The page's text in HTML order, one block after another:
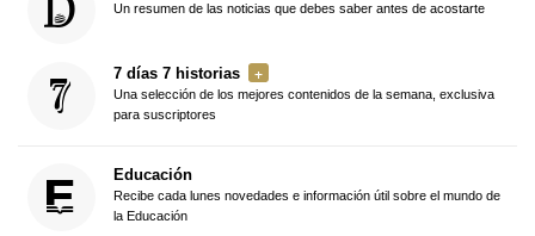
Un resumen de las noticias que debes saber antes de acostarte
7 días 7 historias
Una selección de los mejores contenidos de la semana, exclusiva
para suscriptores
Educación
Recibe cada lunes novedades e información útil sobre el mundo de
la Educación